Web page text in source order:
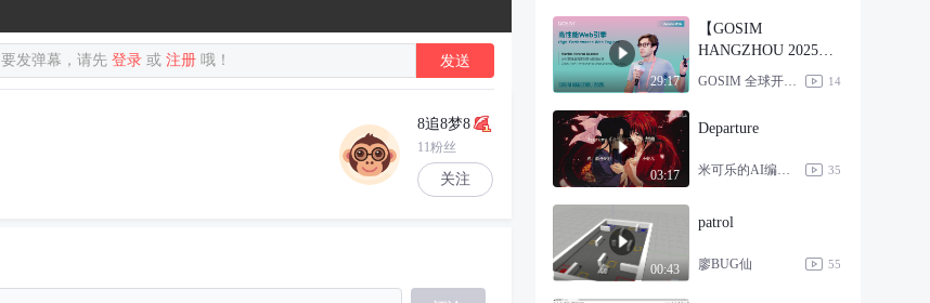
要发弹幕，请先登录 或注册 哦！ 发送
8追8梦8
11粉丝
关注
29:17
【GOSIM
HANGZHOU 2025】
Martin Alvarez
GOSIM 全球开源创新汇 14
03:17
Departure
米可乐的AI编程实录 35
00:43
patrol
廖BUG仙 55